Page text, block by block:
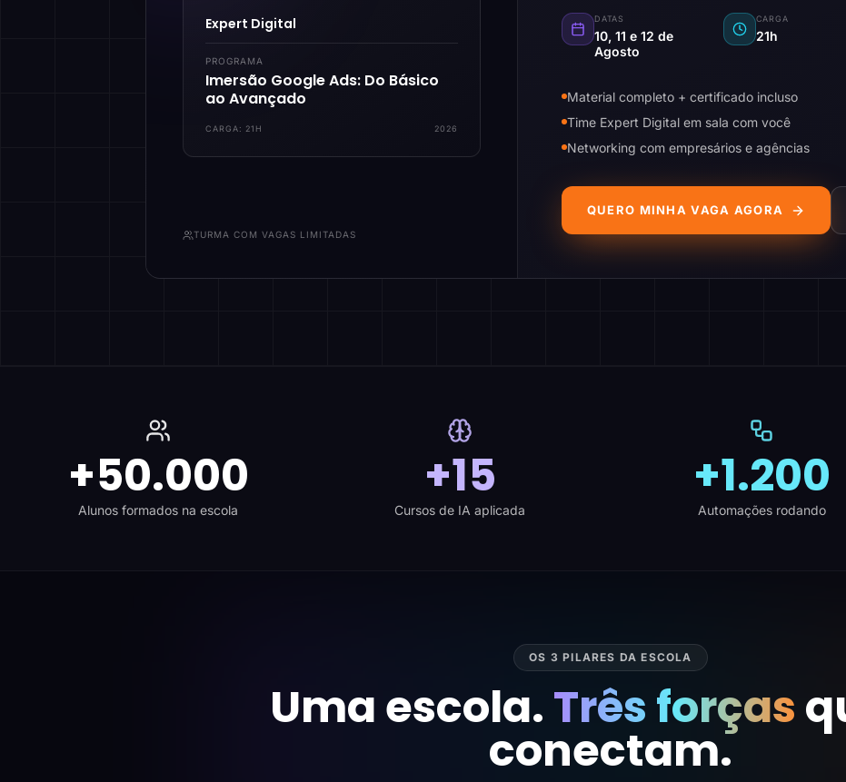
Expert Digital
PROGRAMA
Imersão Google Ads: Do Básico
ao Avançado
CARGA: 21H 2026
TURMA COM VAGAS LIMITADAS
DATAS
10, 11 e 12 de
Agosto
CARGA
21h
Material completo + certificado incluso
Time Expert Digital em sala com você
Networking com empresários e agências
QUERO MINHA VAGA AGORA
+50.000
Alunos formados na escola
+15
Cursos de IA aplicada
+1.200
Automações rodando
OS 3 PILARES DA ESCOLA
Uma escola.Três forças
conectam.